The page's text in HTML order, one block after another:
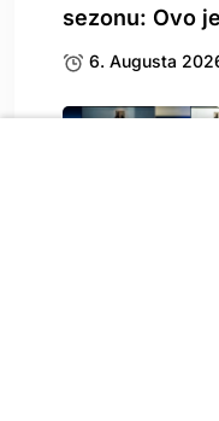
sezonu: Ovo
6. Augusta